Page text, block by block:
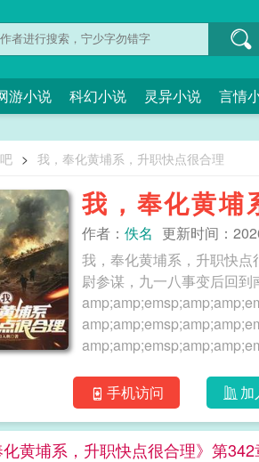
游小说 科幻小说 灵异小说 言情
> 我，奉化黄埔系，升职快点很合理
我，奉化黄埔
作者： 佚名 更新时间：
我，奉化黄埔系，升职快
尉参谋，九一八事变后回到
手机访问 加
化黄埔系，升职快点很合理》第